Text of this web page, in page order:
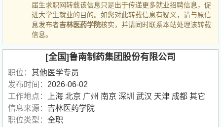
届生求职网转载该信息只是出于传递更多就业招聘信息，促
进大学生就业的目的。如您对此转载信息有疑义，请与原信
息发布者吉林医药学院核实，并请同时联系本站处理该转载
信息。
[全国]鲁南制药集团股份有限公司
职位： 其他医学专员
发布时间： 2026-06-02
工作地点：
上海 北京 广州 南京 深圳 武汉 天津 成都 其它
信息来源： 吉林医药学院
职位类型： 全职